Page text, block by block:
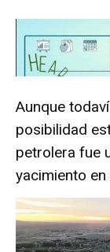
Aunque
posibilidad
petrolera fue
yacimiento